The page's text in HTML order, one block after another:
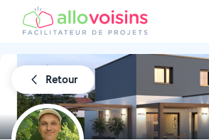
Retour